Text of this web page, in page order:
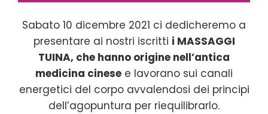
Sabato 10 dicembre 2021 ci dedicheremo a
presentare ai nostri iscritti i MASSAGGI
TUINA, che hanno origine nell’antica
medicina cinese e lavorano sui canali
energetici del corpo avvalendosi dei principi
dell’agopuntura per riequilibrarlo.